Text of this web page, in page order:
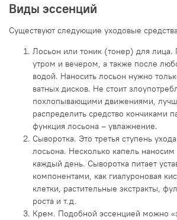
Виды эссенций
Существуют следующие уходовые
Лосьон или тоник (тонер) для лица.
утром и вечером, а также после
водой. Наносить лосьон нужно
ватных дисков. Не стоит
похлопывающими движениями,
распределить средство кончиками
функция лосьона – увлажнение.
Сыворотка. Это третья ступень
лосьона. Несколько капель
каждый день. Сыворотка питает
компонентами, как гиалуроновая
клетки, растительные экстракты,
роста и т.д.
Крем. Подобной эссенцией можно